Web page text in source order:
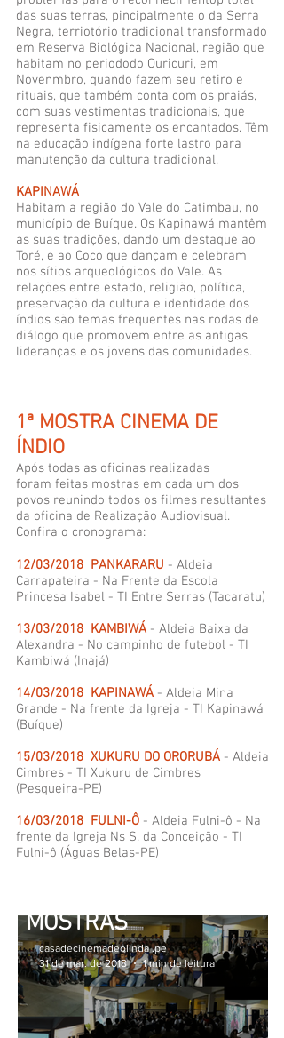
das suas terras, pincipalmente o da Serra
Negra, terriotório tradicional transformado
em Reserva Biológica Nacional, região que
habitam no periododo Ouricuri, em
Novenmbro, quando fazem seu retiro e
rituais, que também conta com os praiás,
com suas vestimentas tradicionais, que
representa fisicamente os encantados. Têm
na educação indígena forte lastro para
manutenção da cultura tradicional.
KAPINAWÁ
Habitam a região do Vale do Catimbau, no
município de Buíque. Os Kapinawá mantêm
as suas tradições, dando um destaque ao
Toré, e ao Coco que dançam e celebram
nos sítios arqueológicos do Vale. As
relações entre estado, religião, política,
preservação da cultura e identidade dos
índios são temas frequentes nas rodas de
diálogo que promovem entre as antigas
lideranças e os jovens das comunidades.
1ª MOSTRA CINEMA DE
ÍNDIO
Após todas as oficinas realizadas
foram feitas mostras em cada um dos
povos reunindo todos os filmes resultantes
da oficina de Realização Audiovisual.
Confira o cronograma:
12/03/2018 PANKARARU - Aldeia
Carrapateira - Na Frente da Escola
Princesa Isabel - TI Entre Serras (Tacaratu)
13/03/2018 KAMBIWÁ - Aldeia Baixa da
Alexandra - No campinho de futebol - TI
Kambiwá (Inajá)
14/03/2018 KAPINAWÁ - Aldeia Mina
Grande - Na frente da Igreja - TI Kapinawá
(Buíque)
15/03/2018 XUKURU DO ORORUBÁ - Aldeia
Cimbres - TI Xukuru de Cimbres
(Pesqueira-PE)
16/03/2018 FULNI-Ô - Aldeia Fulni-ô - Na
frente da Igreja Ns S. da Conceição - TI
Fulni-ô (Águas Belas-PE)
casadecinemadeolinda .pe
31 de mar. de 2018
1 min de leitura
MOSTRAS